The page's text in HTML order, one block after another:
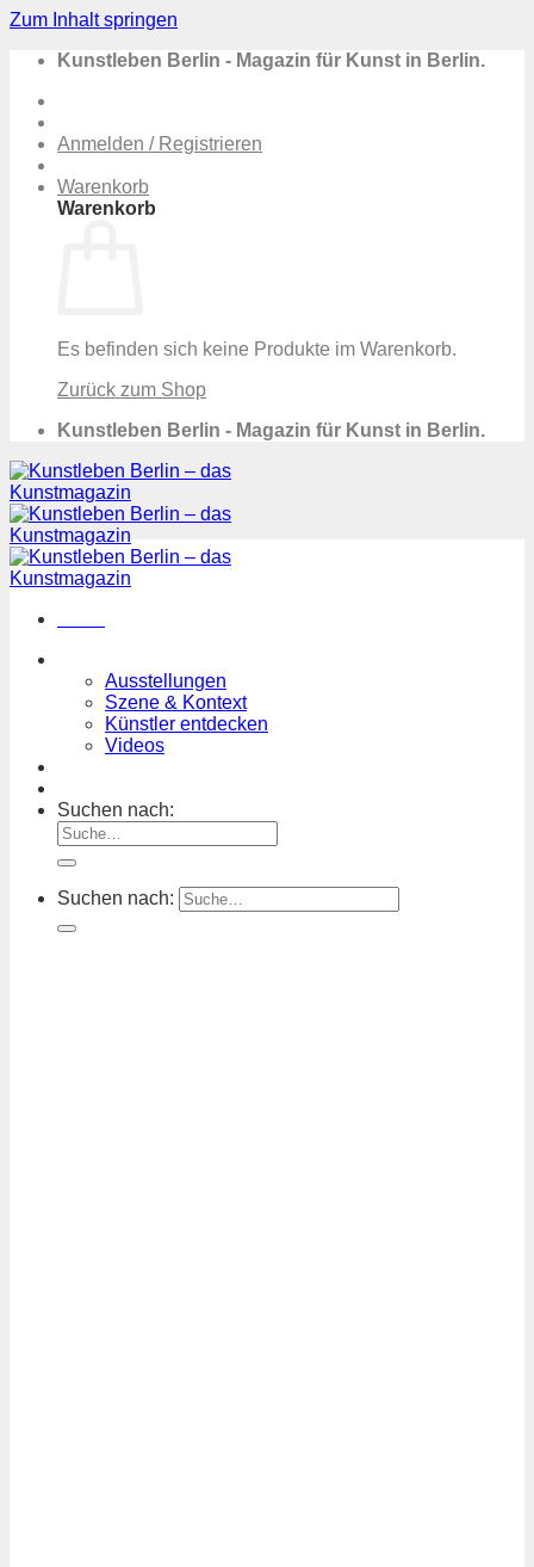
Zum Inhalt springen
Kunstleben Berlin - Magazin für Kunst in Berlin.
Anmelden / Registrieren
Warenkorb
Warenkorb
Es befinden sich keine Produkte im Warenkorb.
Zurück zum Shop
Kunstleben Berlin - Magazin für Kunst in Berlin.
Ausstellungen
Szene & Kontext
Künstler entdecken
Videos
Suchen nach:
Suchen nach: